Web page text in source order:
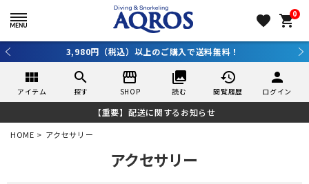
favorite 0
shopping_cart
3,980円（税込）以上のご購入で送料無料！
view_module
アイテム
search
探す
storefront
SHOP
collections
読む
history
閲覧履歴
person
ログイン
【重要】配送に関するお知らせ
HOME アクセサリー
アクセサリー